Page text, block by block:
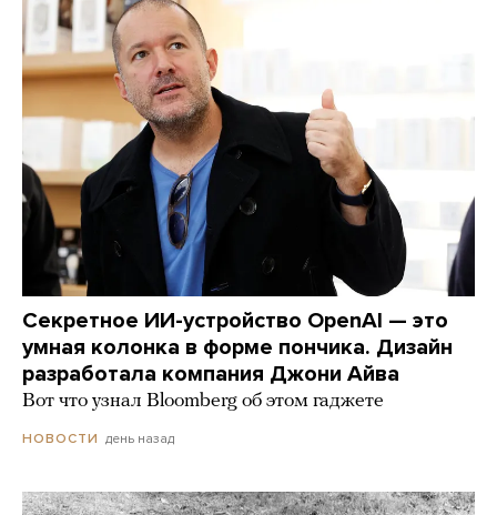
Секретное ИИ-устройство OpenAI — это
умная колонка в форме пончика. Дизайн
разработала компания Джони Айва
Вот что узнал Bloomberg об этом гаджете
НОВОСТИ день назад